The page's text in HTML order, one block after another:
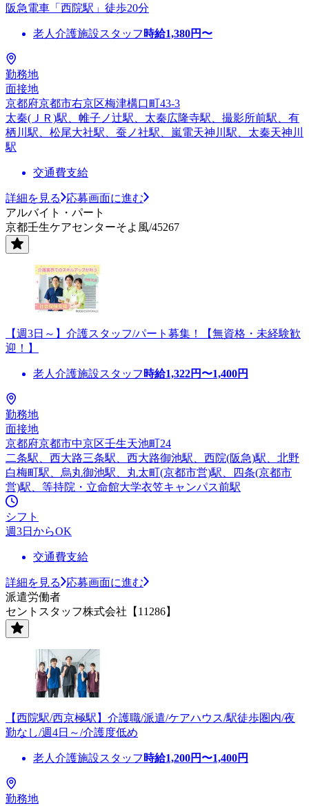
阪急電車「西院駅」徒歩20分
老人介護施設スタッフ 時給1,380円〜
勤務地
面接地
京都府京都市右京区梅津構口町43-3
太秦(ＪＲ)駅、帷子ノ辻駅、太秦広隆寺駅、撮影所前駅、有
栖川駅、松尾大社駅、蚕ノ社駅、嵐電天神川駅、太秦天神川
駅
交通費支給
詳細を見る
応募画面に進む
アルバイト・パート
京都壬生ケアセンターそよ風/45267
【週3日～】介護スタッフ/パート募集！【無資格・未経験歓
迎！】
老人介護施設スタッフ 時給1,322円〜1,400円
勤務地
面接地
京都府京都市中京区壬生天池町24
二条駅、西大路三条駅、西大路御池駅、西院(阪急)駅、北野
白梅町駅、烏丸御池駅、丸太町(京都市営)駅、四条(京都市
営)駅、等持院・立命館大学衣笠キャンパス前駅
シフト
週3日からOK
交通費支給
詳細を見る
応募画面に進む
派遣労働者
セントスタッフ株式会社【11286】
【西院駅/西京極駅】介護職/派遣/ケアハウス/駅徒歩圏内/夜
勤なし/週4日～/介護度低め
老人介護施設スタッフ 時給1,200円〜1,400円
勤務地